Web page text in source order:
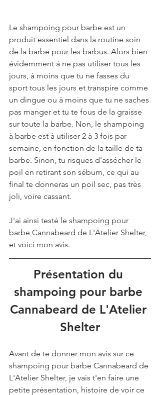
Le shampoing pour barbe est un
produit essentiel dans la routine soin
de la barbe pour les barbus. Alors bien
évidemment à ne pas utiliser tous les
jours, à moins que tu ne fasses du
sport tous les jours et transpire comme
un dingue ou à moins que tu ne saches
pas manger et tu te fous de la graisse
sur toute la barbe. Non, le shampoing
à barbe est à utiliser 2 à 3 fois par
semaine, en fonction de la taille de ta
barbe. Sinon, tu risques d'assécher le
poil en retirant son sébum, ce qui au
final te donneras un poil sec, pas très
joli, voire cassant.
J'ai ainsi testé le shampoing pour
barbe Cannabeard de L'Atelier Shelter,
et voici mon avis.
Présentation du
shampoing pour barbe
Cannabeard de L'Atelier
Shelter
Avant de te donner mon avis sur ce
shampoing pour barbe Cannabeard de
L'Atelier Shelter, je vais t'en faire une
petite présentation, histoire de voir ce